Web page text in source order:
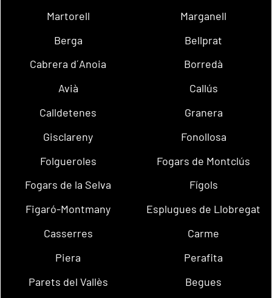
Martorell
Marganell
Berga
Bellprat
Cabrera d´Anoia
Borredà
Avià
Callús
Calldetenes
Granera
Gisclareny
Fonollosa
Folgueroles
Fogars de Montclús
Fogars de la Selva
Fígols
Figaró-Montmany
Esplugues de Llobregat
Casserres
Carme
Piera
Perafita
Parets del Vallès
Begues